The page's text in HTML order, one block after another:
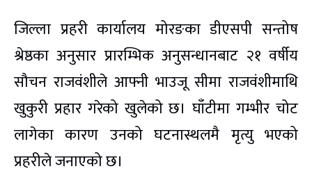
जिल्ला प्रहरी कार्यालय मोरङका डीएसपी सन्तोष
श्रेष्ठका अनुसार प्रारम्भिक अनुसन्धानबाट २१ वर्षीय
सौचन राजवंशीले आफ्नी भाउजू सीमा राजवंशीमाथि
खुकुरी प्रहार गरेको खुलेको छ। घाँटीमा गम्भीर चोट
लागेका कारण उनको घटनास्थलमै मृत्यु भएको
प्रहरीले जनाएको छ।